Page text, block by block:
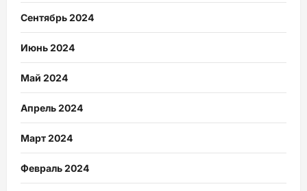
Сентябрь 2024
Июнь 2024
Май 2024
Апрель 2024
Март 2024
Февраль 2024